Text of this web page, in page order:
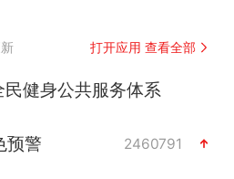
打开应用 查看全部
健身公共服务体系
预警 2460791